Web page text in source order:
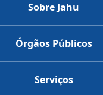
Sobre Jahu
Órgãos Públicos
Serviços